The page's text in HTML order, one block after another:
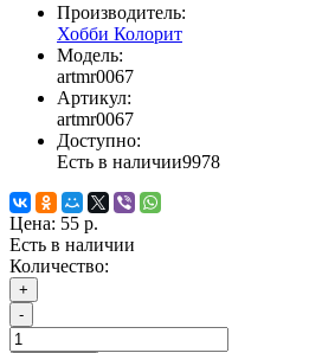
Производитель:
Хобби Колорит
Модель:
artmr0067
Артикул:
artmr0067
Доступно:
Есть в наличии9978
Цена: 55 р.
Есть в наличии
Количество:
+
-